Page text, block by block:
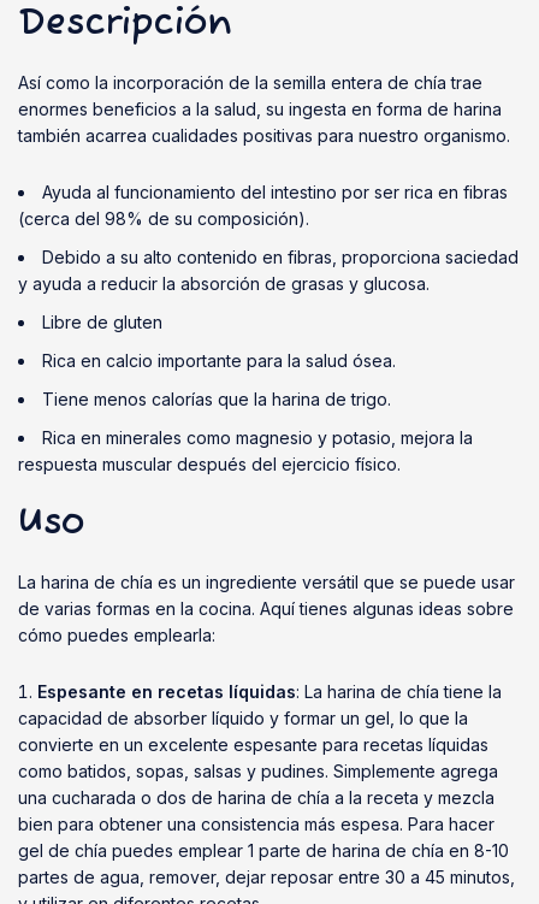
Descripción
Así como la incorporación de la semilla entera de chía trae
enormes beneficios a la salud, su ingesta en forma de harina
también acarrea cualidades positivas para nuestro organismo.
Ayuda al funcionamiento del intestino por ser rica en fibras
(cerca del 98% de su composición).
Debido a su alto contenido en fibras, proporciona saciedad
y ayuda a reducir la absorción de grasas y glucosa.
Libre de gluten
Rica en calcio importante para la salud ósea.
Tiene menos calorías que la harina de trigo.
Rica en minerales como magnesio y potasio, mejora la
respuesta muscular después del ejercicio físico.
Uso
La harina de chía es un ingrediente versátil que se puede usar
de varias formas en la cocina. Aquí tienes algunas ideas sobre
cómo puedes emplearla:
Espesante en recetas líquidas: La harina de chía tiene la
capacidad de absorber líquido y formar un gel, lo que la
convierte en un excelente espesante para recetas líquidas
como batidos, sopas, salsas y pudines. Simplemente agrega
una cucharada o dos de harina de chía a la receta y mezcla
bien para obtener una consistencia más espesa. Para hacer
gel de chía puedes emplear 1 parte de harina de chía en 8-10
partes de agua, remover, dejar reposar entre 30 a 45 minutos,